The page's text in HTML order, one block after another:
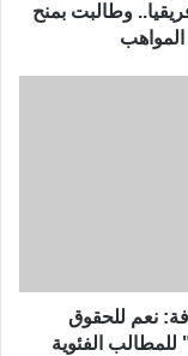
وطالبت بمنح
نعم للحقوق
الفئوية